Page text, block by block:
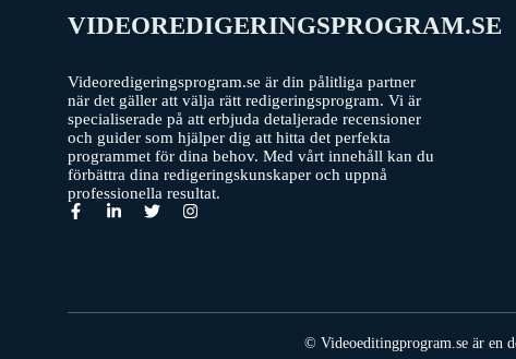
VIDEOREDIGERINGSPROGRAM.SE
Videoredigeringsprogram.se är din pålitliga partner
när det gäller att välja rätt redigeringsprogram. Vi är
specialiserade på att erbjuda detaljerade recensioner
och guider som hjälper dig att hitta det perfekta
programmet för dina behov. Med vårt innehåll kan du
förbättra dina redigeringskunskaper och uppnå
professionella resultat.
© Videoeditingprogram.se är en